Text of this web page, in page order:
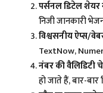
पर्सनल डिटेल
निजी जानकारी
विश्वसनीय ऐप्स/
TextNow,
नंबर की वैलिडिटी
हो जाते हैं, बार-बार